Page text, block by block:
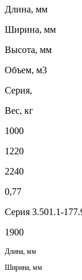
Длина, мм
Ширина, мм
Высота, мм
Объем, м3
Серия,
Вес, кг
1000
1220
2240
0,77
Серия 3.501.1-
1900
Длина, мм
Ширина, мм